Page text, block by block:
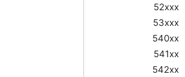
52xxx
53xxx
540xx
541xx
542xx